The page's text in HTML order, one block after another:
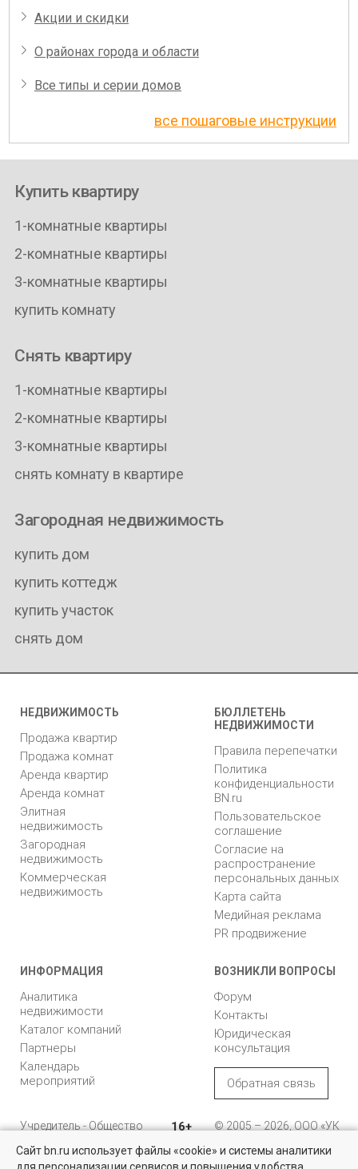
Акции и скидки
О районах города и области
Все типы и серии домов
все пошаговые инструкции
Купить квартиру
1-комнатные квартиры
2-комнатные квартиры
3-комнатные квартиры
купить комнату
Снять квартиру
1-комнатные квартиры
2-комнатные квартиры
3-комнатные квартиры
снять комнату в квартире
Загородная недвижимость
купить дом
купить коттедж
купить участок
снять дом
НЕДВИЖИМОСТЬ
Продажа квартир
Продажа комнат
Аренда квартир
Аренда комнат
Элитная
недвижимость
Загородная
недвижимость
Коммерческая
недвижимость
БЮЛЛЕТЕНЬ
НЕДВИЖИМОСТИ
Правила перепечатки
Политика
конфиденциальности
BN.ru
Пользовательское
соглашение
Согласие на
распространение
персональных данных
Карта сайта
Медийная реклама
PR продвижение
ИНФОРМАЦИЯ
Аналитика
недвижимости
Каталог компаний
Партнеры
Календарь
мероприятий
ВОЗНИКЛИ ВОПРОСЫ
Форум
Контакты
Юридическая
консультация
Обратная связь
Учредитель - Общество
ответственностью
"Управляющая
16+
© 2005 – 2026, ООО «УК
196105, Санкт-
Сайт bn.ru использует файлы «cookie» и системы аналитики